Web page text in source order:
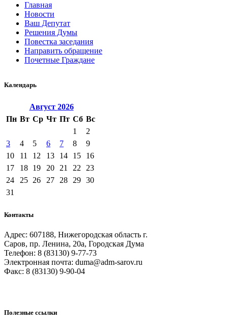
Главная
Новости
Ваш Депутат
Решения Думы
Повестка заседания
Направить обращение
Почетные Граждане
Календарь
Август 2026
Пн Вт Ср Чт Пт Сб Вс
1
2
3
4 5 6 7 8
9
10
11 12 13 14 15
16
17
18 19 20 21 22
23
24
25 26 27 28 29 30
31
Контакты
Адрес: 607188, Нижегородская область г.
Саров, пр. Ленина, 20а, Городская Дума
Телефон: 8 (83130) 9-77-73
Электронная почта: duma@adm-sarov.ru
Факс: 8 (83130) 9-90-04
Полезные ссылки